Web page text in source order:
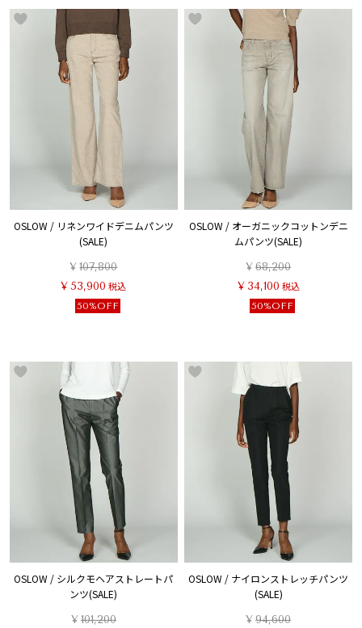
OSLOW / リネンワイドデニムパンツ
(SALE)
¥ 107,800
¥ 53,900 税込
50%OFF
OSLOW / オーガニックコットンデニ
ムパンツ(SALE)
¥68,200
¥ 34,100 税込
50%OFF
OSLOW / シルクモヘアストレートパ
ンツ(SALE)
¥101,200
OSLOW / ナイロンストレッチパンツ
(SALE)
¥94,600